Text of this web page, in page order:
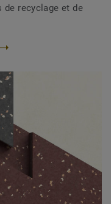
de recyclage et de